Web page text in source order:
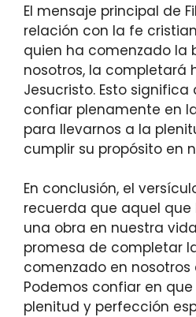
El mensaje principal de
relación con la fe
quien ha comenzado la
nosotros, la completará
Jesucristo. Esto
confiar plenamente en
para llevarnos a la
cumplir su propósito en
En conclusión, el
recuerda que aquel
una obra en nuestra
promesa de completar
comenzado en nosotros
Podemos confiar en que
plenitud y perfección